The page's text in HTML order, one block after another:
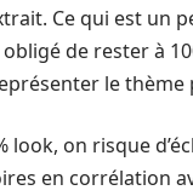
Ce qui est un
de rester à
le thème
on risque
en corrélation